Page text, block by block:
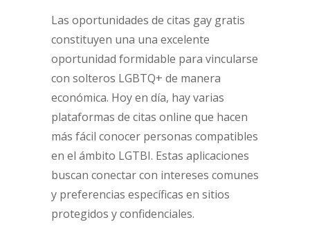
Las oportunidades de citas gay gratis
constituyen una una excelente
oportunidad formidable para vincularse
con solteros LGBTQ+ de manera
económica. Hoy en día, hay varias
plataformas de citas online que hacen
más fácil conocer personas compatibles
en el ámbito LGTBI. Estas aplicaciones
buscan conectar con intereses comunes
y preferencias específicas en sitios
protegidos y confidenciales.